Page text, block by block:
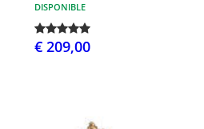
DISPONIBLE
€ 209,00